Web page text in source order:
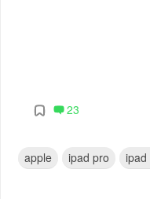
23
apple ipad pro ipad